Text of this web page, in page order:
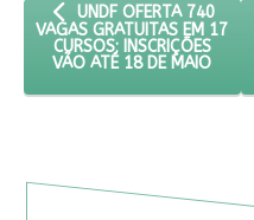
ARTIGO ANTERIOR: UNDF
UNDF OFERTA 740
VAGAS GRATUITAS EM 17
CURSOS; INSCRIÇÕES
VÃO ATÉ 18 DE MAIO